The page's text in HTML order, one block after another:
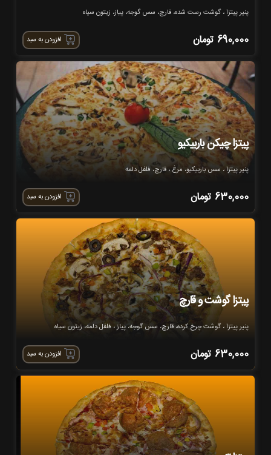
پنیر پیتزا ، گوشت رست شده، قارچ، سس گوجه، پیاز، زیتون سیاه
690,000 تومان افزودن به سبد
پیتزا چیکن باربیکیو
پنیر پیتزا ، سس باربیکیو، مرغ ، قارچ، فلفل دلمه
630,000 تومان افزودن به سبد
پیتزا گوشت و قارچ
پنیر پیتزا ، گوشت چرخ کرده، قارچ، سس گوجه، پیاز ، فلفل دلمه، زیتون سیاه
630,000 تومان افزودن به سبد